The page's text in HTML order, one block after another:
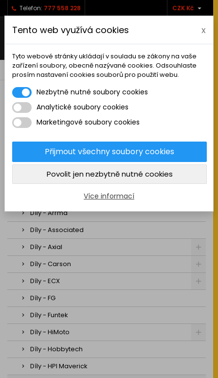
Telefon: 777 558 228 CZK Kč 
   shopping_cart0
RC AUTA
Sestavená auta elektro
Stavebnice aut elektro
Auta na spalovací motor
Náhradní díly
Díly - Arrma
Díly - Associated
Díly - Axial
Díly - Carson
Díly - ECX
Díly - FG
Díly - Funtek
Díly - HiMoto
Díly - Hobbytech
Díly - HPI Maverick
Tento web využívá cookies x
Tyto webové stránky ukládají v souladu se zákony na vaše
zařízení soubory, obecně nazývané cookies. Odsouhlaste
prosím nastavení cookies souborů pro použití webu.
Nezbytně nutné soubory cookies
Analytické soubory cookies
Marketingové soubory cookies
Přijmout všechny soubory cookies
Povolit jen nezbytně nutné cookies
Více informací